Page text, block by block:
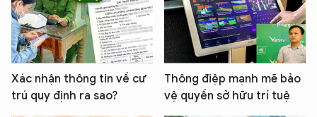
Xác nhận thông tin về cư
trú quy định ra sao?
Thông điệp mạnh mẽ bảo
vệ quyền sở hữu trí tuệ